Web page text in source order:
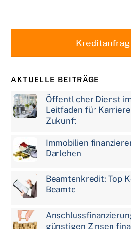
AKTUELLE BEITRÄGE
Öffentlicher Dienst
Leitfaden für
Zukunft
Immobilien
Darlehen
Beamtenkredit: Top
Beamte
günstigen Zinsen